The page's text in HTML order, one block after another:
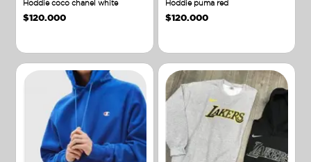
Hoddie coco chanel white
$120.000
Hoddie puma red
$120.000